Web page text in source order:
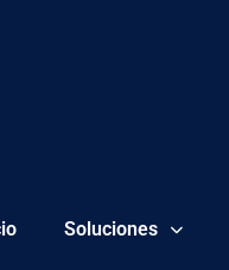
Soluciones